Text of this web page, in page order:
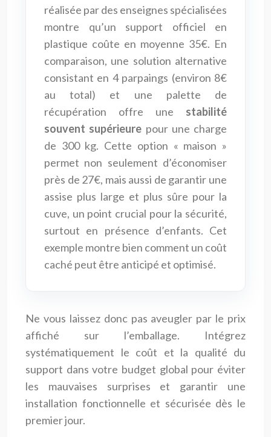
réalisée par des enseignes spécialisées
montre qu’un support officiel en
plastique coûte en moyenne 35€. En
comparaison, une solution alternative
consistant en 4 parpaings (environ 8€
au total) et une palette de
récupération offre une stabilité
souvent supérieure pour une charge
de 300 kg. Cette option « maison »
permet non seulement d’économiser
près de 27€, mais aussi de garantir une
assise plus large et plus sûre pour la
cuve, un point crucial pour la sécurité,
surtout en présence d’enfants. Cet
exemple montre bien comment un coût
caché peut être anticipé et optimisé.
Ne vous laissez donc pas aveugler par le prix
affiché sur l’emballage. Intégrez
systématiquement le coût et la qualité du
support dans votre budget global pour éviter
les mauvaises surprises et garantir une
installation fonctionnelle et sécurisée dès le
premier jour.